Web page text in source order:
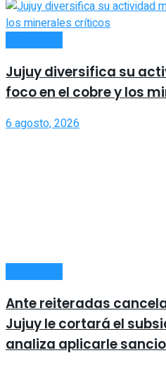
Jujuy diversifica su
foco en el cobre y los
6 agosto, 2026
Ante reiteradas
Jujuy le cortará el
analiza aplicarle